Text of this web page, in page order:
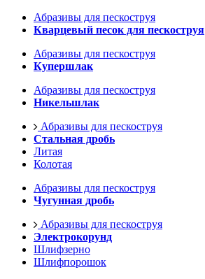
Абразивы для пескоструя
Кварцевый песок для пескоструя
Абразивы для пескоструя
Купершлак
Абразивы для пескоструя
Никельшлак
Абразивы для пескоструя
Стальная дробь
Литая
Колотая
Абразивы для пескоструя
Чугунная дробь
Абразивы для пескоструя
Электрокорунд
Шлифзерно
Шлифпорошок